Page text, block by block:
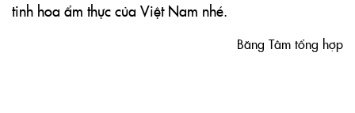
tinh hoa ẩm thực của Việt Nam nhé.
Băng Tâm tổng hợp